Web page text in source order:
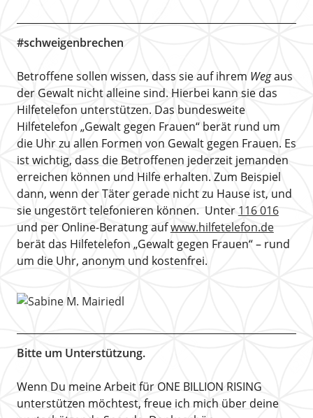
#schweigenbrechen
Betroffene sollen wissen, dass sie auf ihrem Wegaus
der Gewalt nicht alleine sind. Hierbei kann sie das
Hilfetelefon unterstützen. Das bundesweite
Hilfetelefon „Gewalt gegen Frauen“ berät rund um
die Uhr zu allen Formen von Gewalt gegen Frauen. Es
ist wichtig, dass die Betroffenen jederzeit jemanden
erreichen können und Hilfe erhalten. Zum Beispiel
dann, wenn der Täter gerade nicht zu Hause ist, und
sie ungestört telefonieren können. Unter 116 016
und per Online-Beratung aufwww.hilfetelefon.de
berät das Hilfetelefon „Gewalt gegen Frauen“ – rund
um die Uhr, anonym und kostenfrei.
Bitte um Unterstützung.
Wenn Du meine Arbeit für ONE BILLION RISING
unterstützen möchtest, freue ich mich über deine